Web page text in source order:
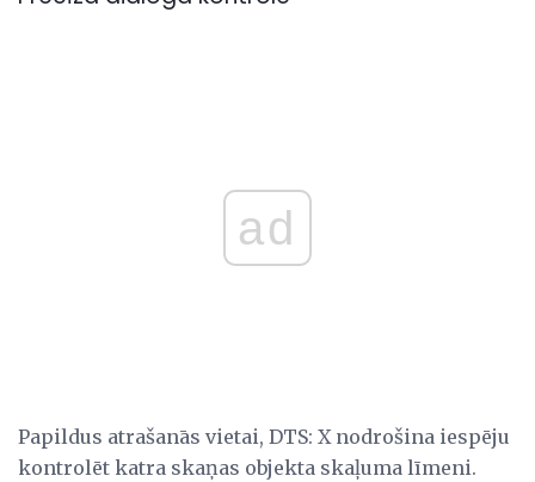
ad
Papildus atrašanās vietai, DTS: X nodrošina iespēju
kontrolēt katra skaņas objekta skaļuma līmeni.